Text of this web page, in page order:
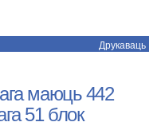
Друкаваць
маюць 442
51 блок